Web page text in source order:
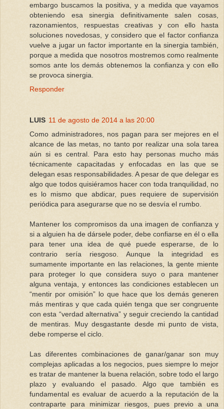
embargo buscamos la positiva, y a medida que vayamos
obteniendo esa sinergia definitivamente salen cosas,
razonamientos, respuestas creativas y con ello hasta
soluciones novedosas, y considero que el factor confianza
vuelve a jugar un factor importante en la sinergia también,
porque a medida que nosotros mostremos como realmente
somos ante los demás obtenemos la confianza y con ello
se provoca sinergia.
Responder
LUIS 11 de agosto de 2014 a las 20:00
Como administradores, nos pagan para ser mejores en el
alcance de las metas, no tanto por realizar una sola tarea
aún si es central. Para esto hay personas mucho más
técnicamente capacitadas y enfocadas en las que se
delegan esas responsabilidades. A pesar de que delegar es
algo que todos quisiéramos hacer con toda tranquilidad, no
es lo mismo que abdicar, pues requiere de supervisión
periódica para asegurarse que no se desvía el rumbo.
Mantener los compromisos da una imagen de confianza y
si a alguien ha de dársele poder, debe confiarse en él o ella
para tener una idea de qué puede esperarse, de lo
contrario sería riesgoso. Aunque la integridad es
sumamente importante en las relaciones, la gente miente
para proteger lo que considera suyo o para mantener
alguna ventaja, y entonces las condiciones establecen un
“mentir por omisión” lo que hace que los demás generen
más mentiras y que cada quién tenga que ser congruente
con esta “verdad alternativa” y seguir creciendo la cantidad
de mentiras. Muy desgastante desde mi punto de vista,
debe romperse el ciclo.
Las diferentes combinaciones de ganar/ganar son muy
complejas aplicadas a los negocios, pues siempre lo mejor
es tratar de mantener la buena relación, sobre todo el largo
plazo y evaluando el pasado. Algo que también es
fundamental es evaluar de acuerdo a la reputación de la
contraparte para minimizar riesgos, pues previo a una